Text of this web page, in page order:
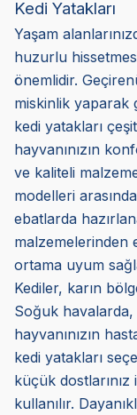
Kedi Yatakları
Yaşam
huzurlu
önemlidir.
miskinlik yaparak
kedi yatakları
hayvanınızın
ve kaliteli
modelleri
ebatlarda
malzemelerinden
ortama uyum
Kediler, karın
Soğuk
hayvanınızın
kedi yatakları
küçük dostlarınız
kullanılır.